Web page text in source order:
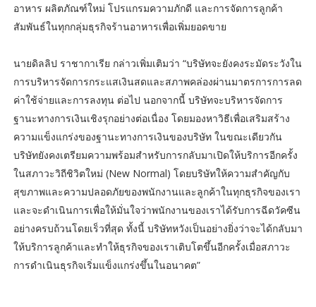
อาหาร ผลิตภัณฑ์ใหม่ โปรแกรมความภักดี และการจัดการลูกค้า
สัมพันธ์ในทุกกลุ่มธุรกิจร้านอาหารเพื่อเพิ่มยอดขาย
นายดิลลิป ราชากาเรีย กล่าวเพิ่มเติมว่า “บริษัทจะยังคงระมัดระวังใน
การบริหารจัดการกระแสเงินสดและสภาพคล่องผ่านมาตรการการลด
ค่าใช้จ่ายและการลงทุน ต่อไป นอกจากนี้ บริษัทจะบริหารจัดการ
ฐานะทางการเงินเชิงรุกอย่างต่อเนื่อง โดยมองหาวิธีเพื่อเสริมสร้าง
ความแข็งแกร่งของฐานะทางการเงินของบริษัท ในขณะเดียวกัน
บริษัทยังคงเตรียมความพร้อมสำหรับการกลับมาเปิดให้บริการอีกครั้ง
ในสภาวะวิถีชิวิตใหม่ (New Normal) โดยบริษัทให้ความสำคัญกับ
สุขภาพและความปลอดภัยของพนักงานและลูกค้าในทุกธุรกิจของเรา
และจะดำเนินการเพื่อให้มั่นใจว่าพนักงานของเราได้รับการฉีดวัคซีน
อย่างครบถ้วนโดยเร็วที่สุด ทั้งนี้ บริษัทหวังเป็นอย่างยิ่งว่าจะได้กลับมา
ให้บริการลูกค้าและทำให้ธุรกิจของเราเติบโตขึ้นอีกครั้งเมื่อสภาวะ
การดำเนินธุรกิจเริ่มแข็งแกร่งขึ้นในอนาคต”